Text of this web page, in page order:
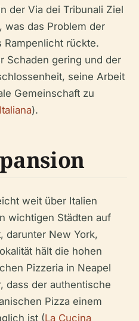
der Via dei Tribunali Ziel
was das Problem der
Rampenlicht rückte.
Schaden gering und der
seine Arbeit
Gemeinschaft zu
).
weit über Italien
wichtigen Städten auf
darunter New York,
hält die hohen
Pizzeria in Neapel
dass der authentische
Pizza einem
ist (La Cucina